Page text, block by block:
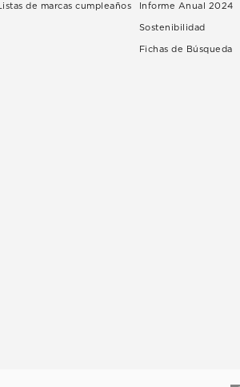
Listas de marcas cumpleaños Informe Anual 2024
Sostenibilidad
Fichas de Búsqueda